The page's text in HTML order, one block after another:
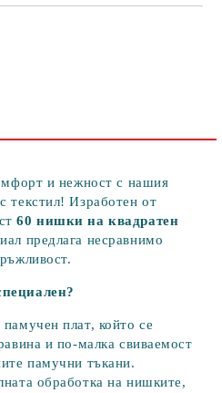
и нежност с нашия
текстил! Изработен от
60 нишки на квадратен
предлага несравнимо
плат, който се
и по-малка свиваемост
памучни тъкани.
обработка на нишките,